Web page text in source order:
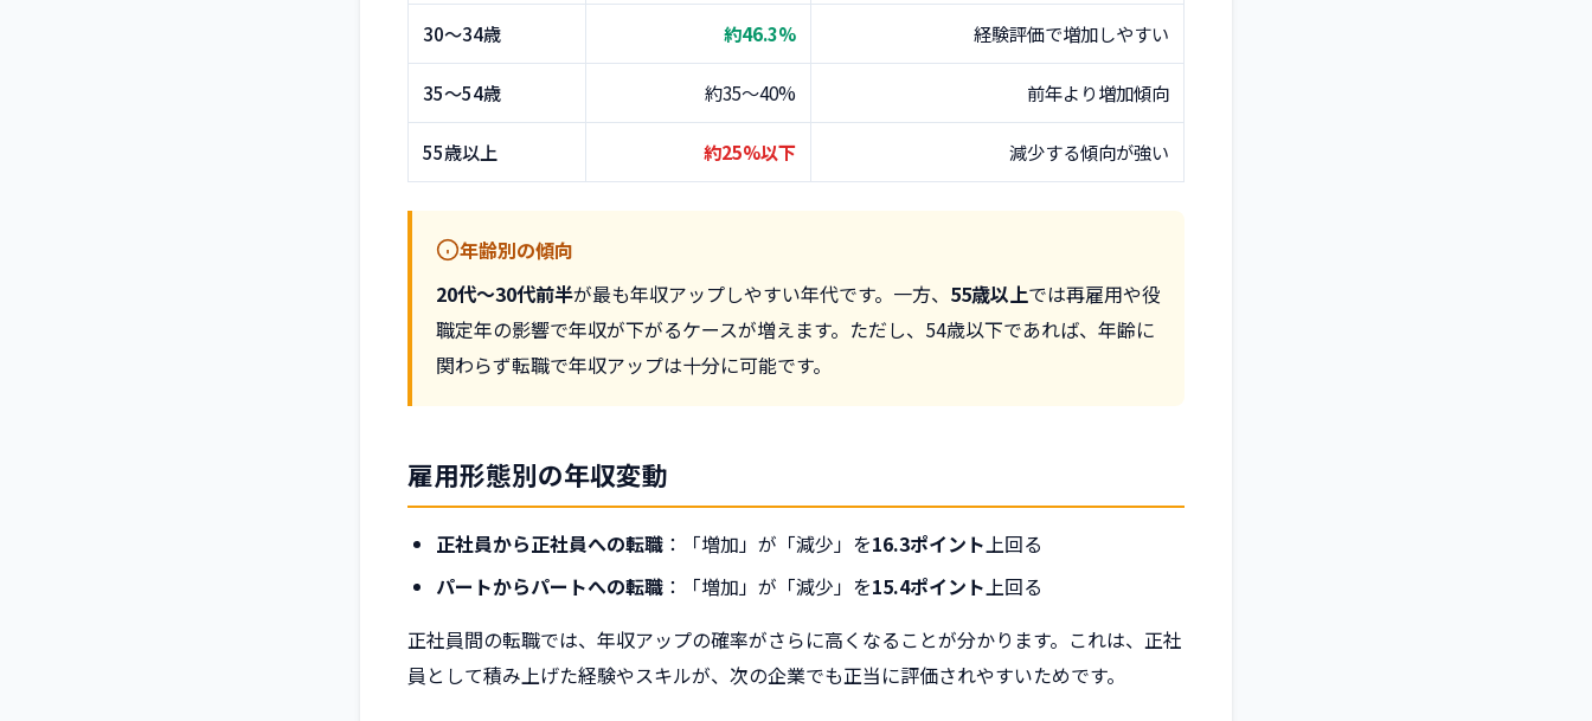
30〜34歳 約46.3% 経験評価で増加しやすい
35〜54歳 約35〜40% 前年より増加傾向
55歳以上 約25%以下 減少する傾向が強い
年齢別の傾向
20代〜30代前半が最も年収アップしやすい年代です。一方、 55歳以上では再雇用や役
職定年の影響で年収が下がるケースが増えます。ただし、54歳以下であれば、年齢に
関わらず転職で年収アップは十分に可能です。
雇用形態別の年収変動
正社員から正社員への転職 ：「増加」が「減少」を16.3ポイント 上回る
パートからパートへの転職 ：「増加」が「減少」を15.4ポイント 上回る
正社員間の転職では、年収アップの確率がさらに高くなることが分かります。これは、正社
員として積み上げた経験やスキルが、次の企業でも正当に評価されやすいためです。